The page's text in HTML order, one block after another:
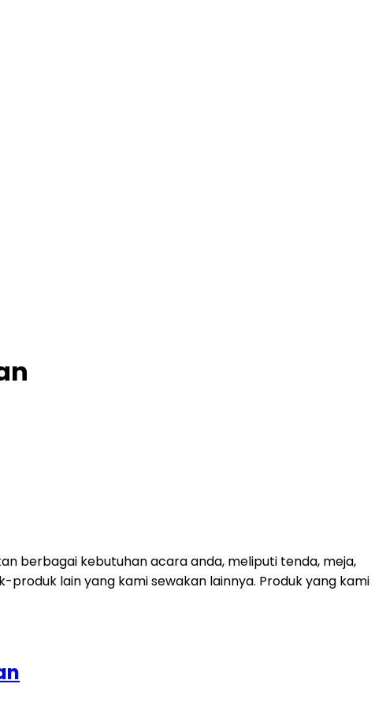
berbagai kebutuhan acara anda, meliputi tenda, meja,
lain yang kami sewakan lainnya. Produk yang kami